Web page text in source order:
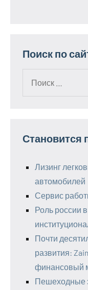
Поиск по
Становится
Лизинг
автомобилей
Сервис
Роль россии
Почти
развития:
финансовый
Пешеходные